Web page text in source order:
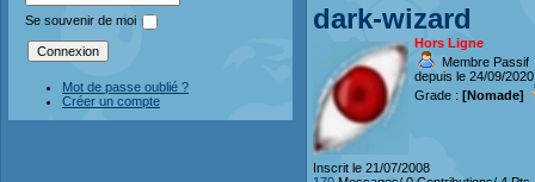
Se souvenir de moi
Mot de passe oublié ?
Créer un compte
dark-wizard
Hors Ligne
Membre Passif
depuis le 24/09/2020
Grade : [Nomade]
Inscrit le 21/07/2008